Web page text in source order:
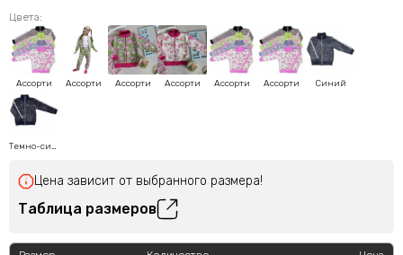
Цвета:
Ассорти Ассорти Ассорти Ассорти Ассорти Ассорти Синий
Темно-синий
Цена зависит от выбранного размера!
Таблица размеров